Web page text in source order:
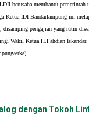
berusaha membantu pemerintah
Ketua IDI Bandarlampung ini
disamping pengajian yang rutin
Wakil Ketua H.Fahdian
erka)
dengan Tokoh